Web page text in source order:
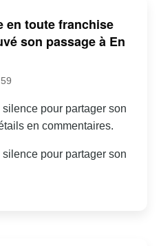
en toute franchise
son passage à En
pour partager son
en commentaires.
pour partager son